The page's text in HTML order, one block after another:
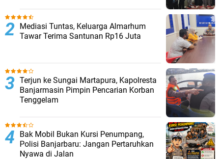
Mediasi Tuntas, Keluarga Almarhum
Tawar Terima Santunan Rp16 Juta
Terjun ke Sungai Martapura, Kapolresta
Banjarmasin Pimpin Pencarian Korban
Tenggelam
Bak Mobil Bukan Kursi Penumpang,
Polisi Banjarbaru: Jangan Pertaruhkan
Nyawa di Jalan